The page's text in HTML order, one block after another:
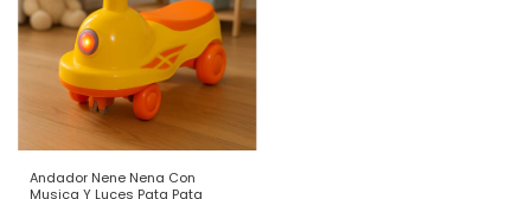
Andador Nene Nena Con
Musica Y Luces Pata Pata